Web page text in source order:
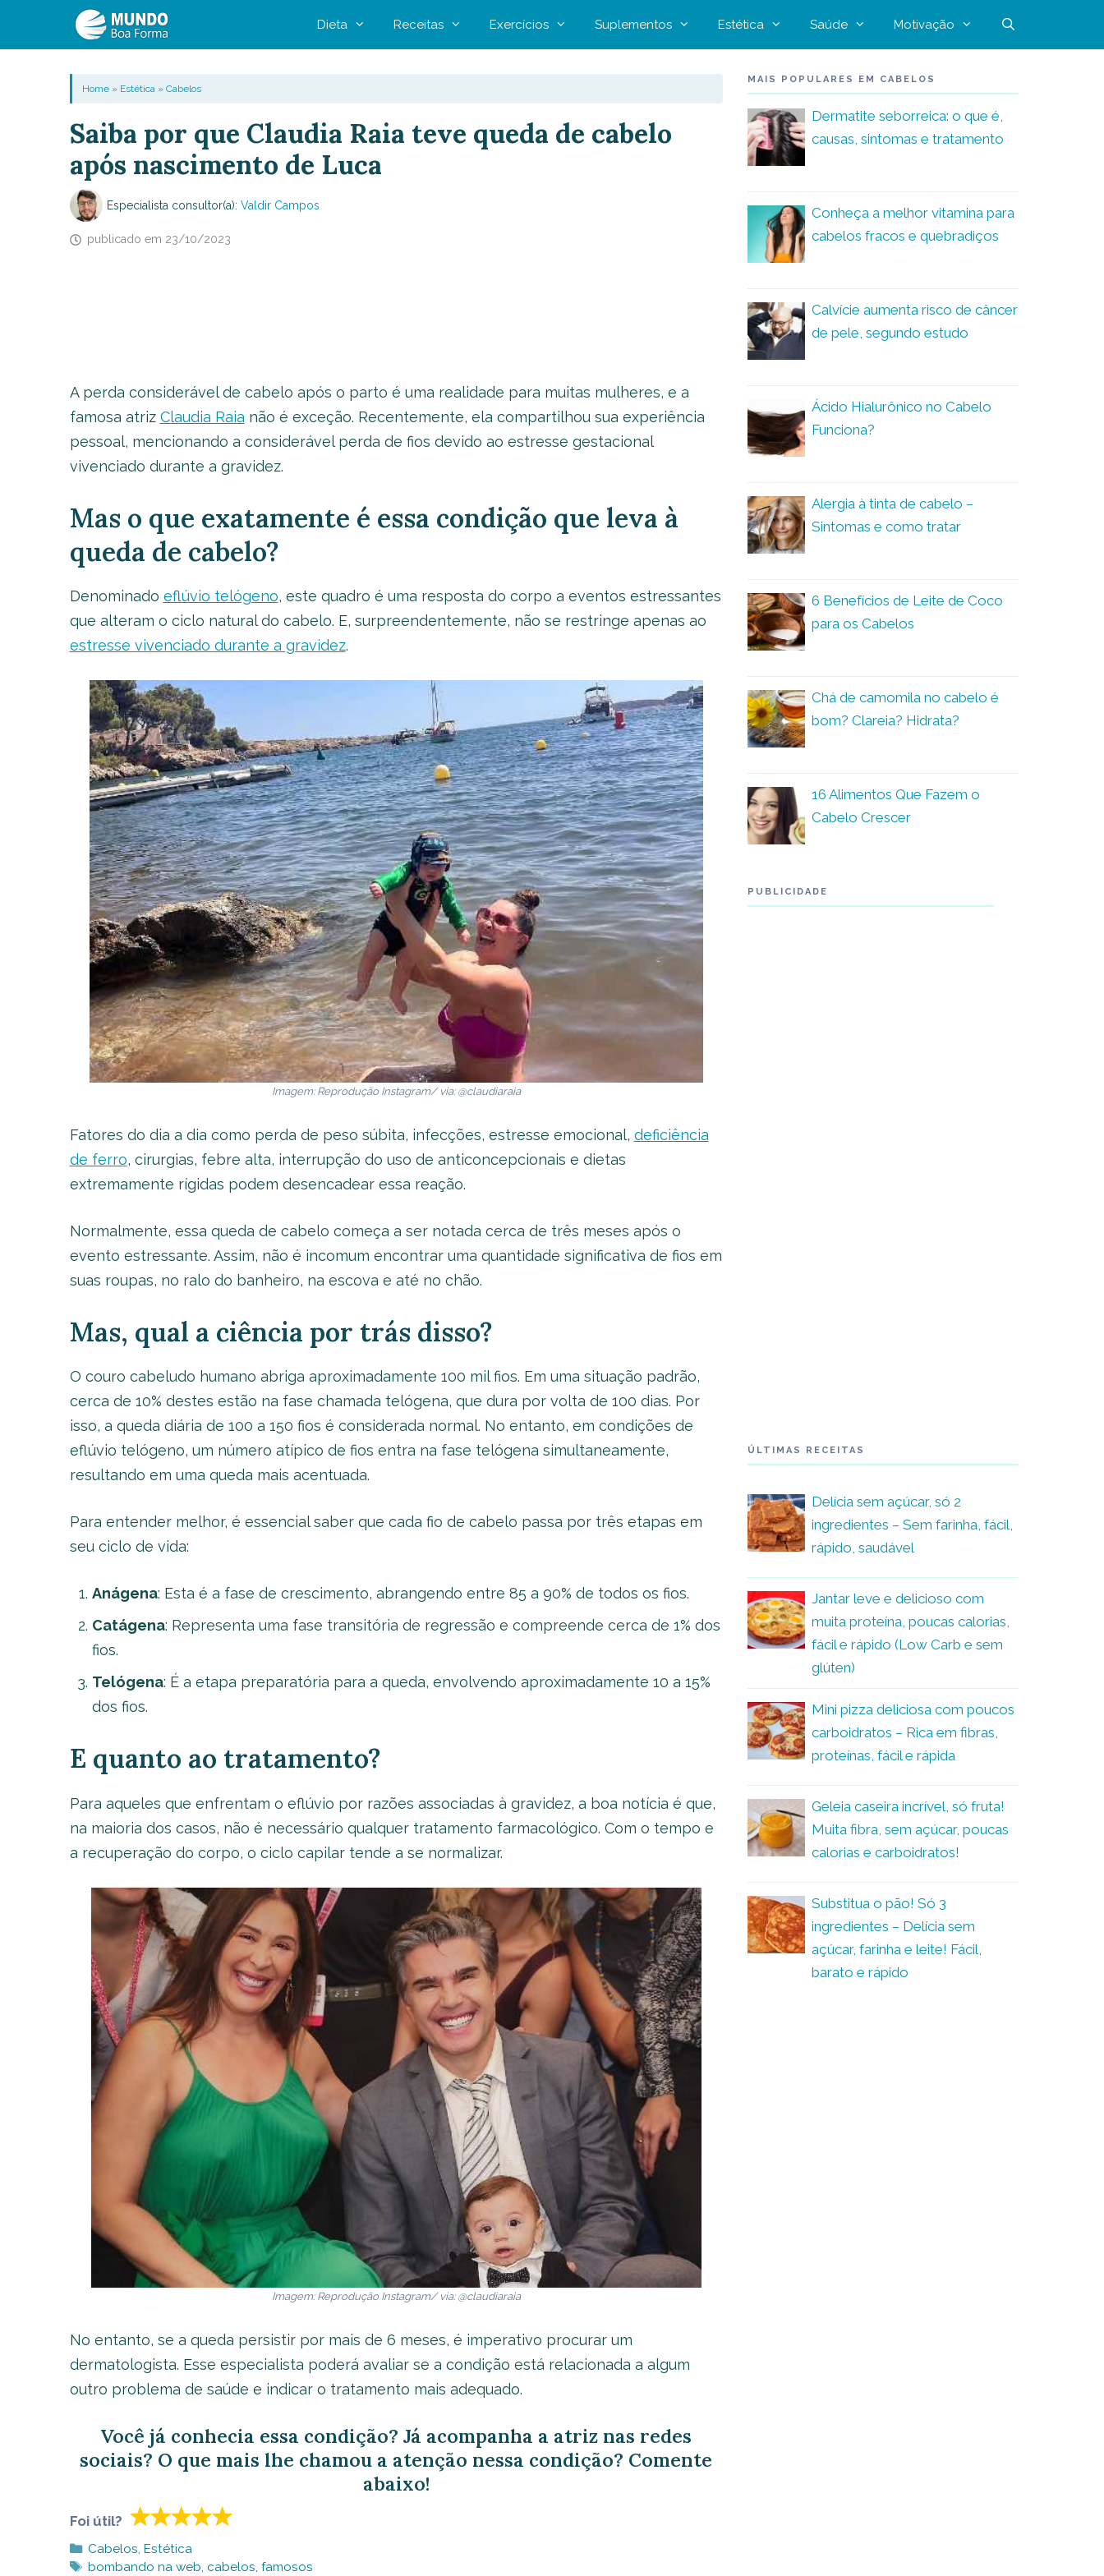
Dieta Receitas Exercícios Suplementos Estética Saúde Motivação
Home» Estética» Cabelos
Saiba por que Claudia Raia teve queda de cabelo
após nascimento de Luca
Especialista consultor(a): Valdir Campos
publicado em 23/10/2023
A perda considerável de cabelo após o parto é uma realidade para muitas mulheres, e a
famosa atriz Claudia Raia não é exceção. Recentemente, ela compartilhou sua experiência
pessoal, mencionando a considerável perda de fios devido ao estresse gestacional
vivenciado durante a gravidez.
Mas o que exatamente é essa condição que leva à
queda de cabelo?
Denominado eflúvio telógeno, este quadro é uma resposta do corpo a eventos estressantes
que alteram o ciclo natural do cabelo. E, surpreendentemente, não se restringe apenas ao
estresse vivenciado durante a gravidez.
Imagem: Reprodução Instagram/ via: @claudiaraia
Fatores do dia a dia como perda de peso súbita, infecções, estresse emocional, deficiência
de ferro, cirurgias, febre alta, interrupção do uso de anticoncepcionais e dietas
extremamente rígidas podem desencadear essa reação.
Normalmente, essa queda de cabelo começa a ser notada cerca de três meses após o
evento estressante. Assim, não é incomum encontrar uma quantidade significativa de fios em
suas roupas, no ralo do banheiro, na escova e até no chão.
Mas, qual a ciência por trás disso?
O couro cabeludo humano abriga aproximadamente 100 mil fios. Em uma situação padrão,
cerca de 10% destes estão na fase chamada telógena, que dura por volta de 100 dias. Por
isso, a queda diária de 100 a 150 fios é considerada normal. No entanto, em condições de
eflúvio telógeno, um número atípico de fios entra na fase telógena simultaneamente,
resultando em uma queda mais acentuada.
Para entender melhor, é essencial saber que cada fio de cabelo passa por três etapas em
seu ciclo de vida:
Anágena: Esta é a fase de crescimento, abrangendo entre 85 a 90% de todos os fios.
Catágena: Representa uma fase transitória de regressão e compreende cerca de 1% dos
fios.
Telógena: É a etapa preparatória para a queda, envolvendo aproximadamente 10 a 15%
dos fios.
E quanto ao tratamento?
Para aqueles que enfrentam o eflúvio por razões associadas à gravidez, a boa notícia é que,
na maioria dos casos, não é necessário qualquer tratamento farmacológico. Com o tempo e
a recuperação do corpo, o ciclo capilar tende a se normalizar.
Imagem: Reprodução Instagram/ via: @claudiaraia
No entanto, se a queda persistir por mais de 6 meses, é imperativo procurar um
dermatologista. Esse especialista poderá avaliar se a condição está relacionada a algum
outro problema de saúde e indicar o tratamento mais adequado.
Você já conhecia essa condição? Já acompanha a atriz nas redes
sociais? O que mais lhe chamou a atenção nessa condição? Comente
abaixo!
Foi útil?
Categorias
Cabelos, Estética
Tags
bombando na web, cabelos, famosos
MAIS POPULARES EM CABELOS
Dermatite seborreica: o que é,
causas, sintomas e tratamento
Conheça a melhor vitamina para
cabelos fracos e quebradiços
Calvície aumenta risco de câncer
de pele, segundo estudo
Ácido Hialurônico no Cabelo
Funciona?
Alergia à tinta de cabelo –
Sintomas e como tratar
6 Benefícios de Leite de Coco
para os Cabelos
Chá de camomila no cabelo é
bom? Clareia? Hidrata?
16 Alimentos Que Fazem o
Cabelo Crescer
PUBLICIDADE
ÚLTIMAS RECEITAS
Delícia sem açúcar, só 2
ingredientes – Sem farinha, fácil,
rápido, saudável
Jantar leve e delicioso com
muita proteína, poucas calorias,
fácil e rápido (Low Carb e sem
glúten)
Mini pizza deliciosa com poucos
carboidratos – Rica em fibras,
proteínas, fácil e rápida
Geleia caseira incrível, só fruta!
Muita fibra, sem açúcar, poucas
calorias e carboidratos!
Substitua o pão! Só 3
ingredientes – Delícia sem
açúcar, farinha e leite! Fácil,
barato e rápido